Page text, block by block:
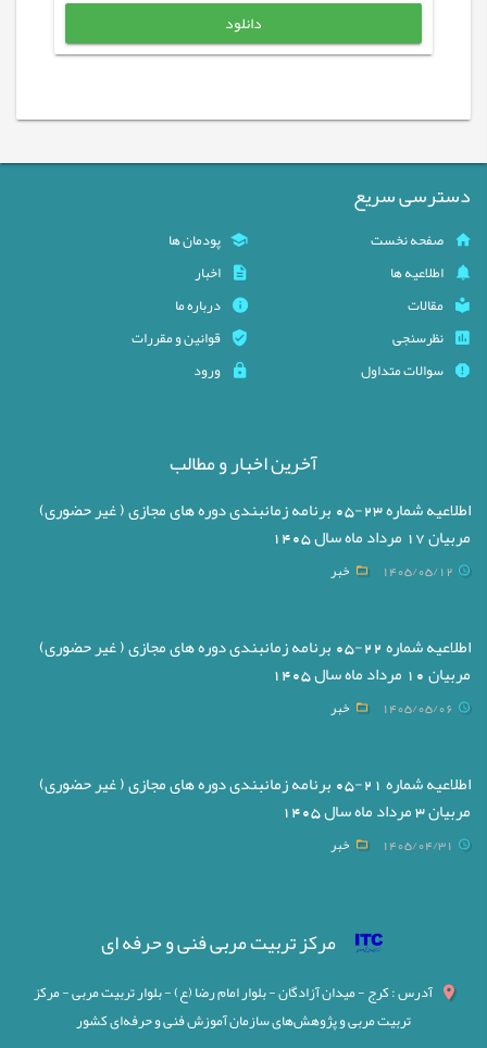
دانلود
دسترسی سریع
صفحه نخست
پودمان ها
اطلاعیه ها
اخبار
مقالات
درباره ما
نظرسنجی
قوانین و مقررات
سوالات متداول
ورود
آخرین اخبار و مطالب
اطلاعیه شماره 23-05 برنامه زمانبندی دوره های مجازی ( غیر حضوری)
مربیان 17 مرداد ماه سال 1405
1405/05/12 خبر
اطلاعیه شماره 22-05 برنامه زمانبندی دوره های مجازی ( غیر حضوری)
مربیان 10 مرداد ماه سال 1405
1405/05/06 خبر
اطلاعیه شماره 21-05 برنامه زمانبندی دوره های مجازی ( غیر حضوری)
مربیان 3 مرداد ماه سال 1405
1405/04/31 خبر
مرکز تربیت مربی فنی و حرفه ای
آدرس : کرج - میدان آزادگان - بلوار امام رضا (ع) - بلوار تربیت مربی - مرکز
تربیت مربی و پژوهش‌های سازمان آموزش فنی و حرفه‌ای کشور